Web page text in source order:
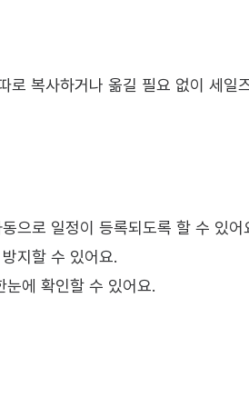
복사하거나 옮길 필요 없이 세일
으로 일정이 등록되도록 할 수 있어
지할 수 있어요.
에 확인할 수 있어요.